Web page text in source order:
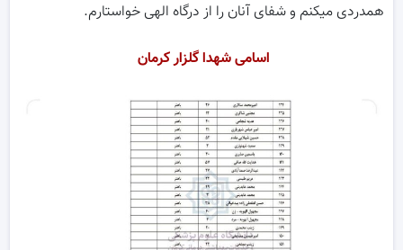
همدردی میکنم و شفای آنان را از درگاه الهی خواستارم.
اسامی شهدا گلزار کرمان